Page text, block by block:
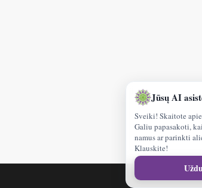
Jūsų AI
Sveiki! Skaitote
Galiu papasakoti,
namus ar parinkti
Klauskite!